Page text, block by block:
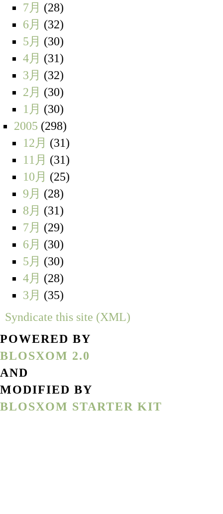
7月 (28)
6月 (32)
5月 (30)
4月 (31)
3月 (32)
2月 (30)
1月 (30)
2005 (298)
12月 (31)
11月 (31)
10月 (25)
9月 (28)
8月 (31)
7月 (29)
6月 (30)
5月 (30)
4月 (28)
3月 (35)
Syndicate this site (XML)
POWERED BY
BLOSXOM 2.0
AND
MODIFIED BY
BLOSXOM STARTER KIT